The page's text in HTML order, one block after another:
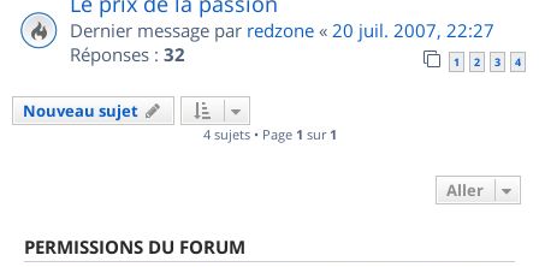
Dernier message par redzone « 20 juil. 2007, 22:27
Réponses : 32 1 2 3 4
Nouveau sujet
4 sujets • Page 1 sur 1
Aller
PERMISSIONS DU FORUM